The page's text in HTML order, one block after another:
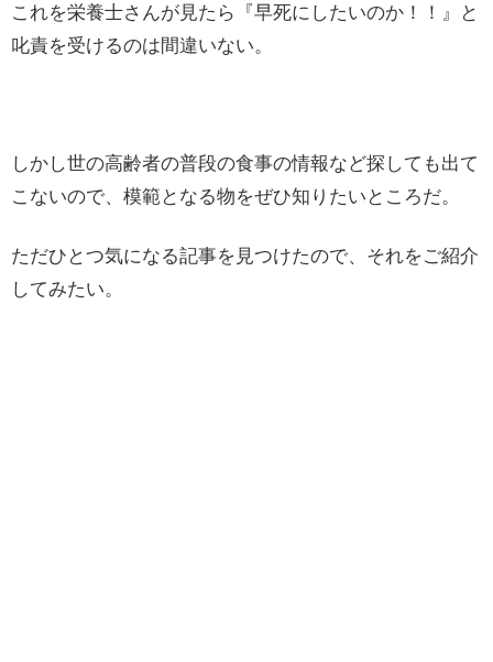
これを栄養士さんが見たら『早死にしたいのか！！』と
叱責を受けるのは間違いない。
しかし世の高齢者の普段の食事の情報など探しても出て
こないので、模範となる物をぜひ知りたいところだ。
ただひとつ気になる記事を見つけたので、それをご紹介
してみたい。